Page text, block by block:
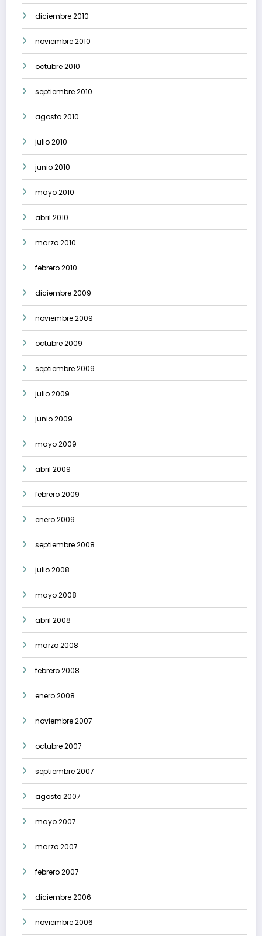
diciembre 2010
noviembre 2010
octubre 2010
septiembre 2010
agosto 2010
julio 2010
junio 2010
mayo 2010
abril 2010
marzo 2010
febrero 2010
diciembre 2009
noviembre 2009
octubre 2009
septiembre 2009
julio 2009
junio 2009
mayo 2009
abril 2009
febrero 2009
enero 2009
septiembre 2008
julio 2008
mayo 2008
abril 2008
marzo 2008
febrero 2008
enero 2008
noviembre 2007
octubre 2007
septiembre 2007
agosto 2007
mayo 2007
marzo 2007
febrero 2007
diciembre 2006
noviembre 2006